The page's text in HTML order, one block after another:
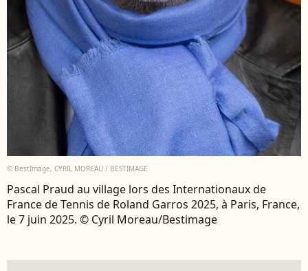
© BestImage, CYRIL MOREAU / BESTIMAGE
Pascal Praud au village lors des Internationaux de
France de Tennis de Roland Garros 2025, à Paris, France,
le 7 juin 2025. © Cyril Moreau/Bestimage